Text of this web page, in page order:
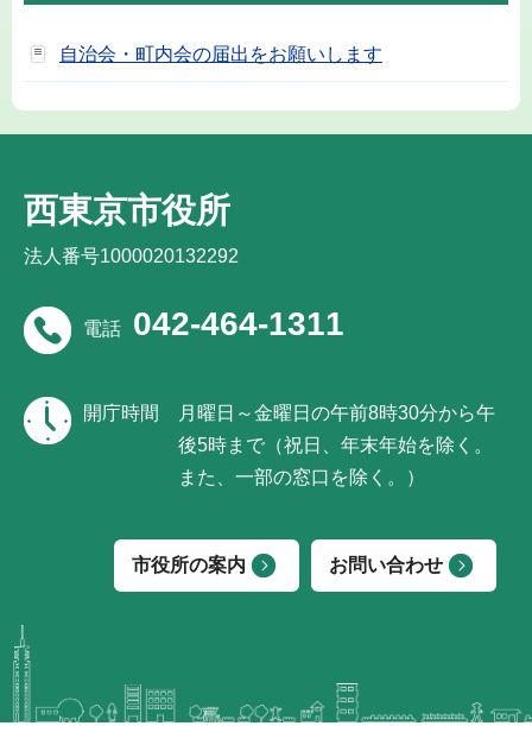
自治会・町内会の届出をお願いします
西東京市役所
法人番号1000020132292
電話 042-464-1311
開庁時間
月曜日～金曜日の午前8時30分から午
後5時まで（祝日、年末年始を除く。
また、一部の窓口を除く。）
市役所の案内 お問い合わせ